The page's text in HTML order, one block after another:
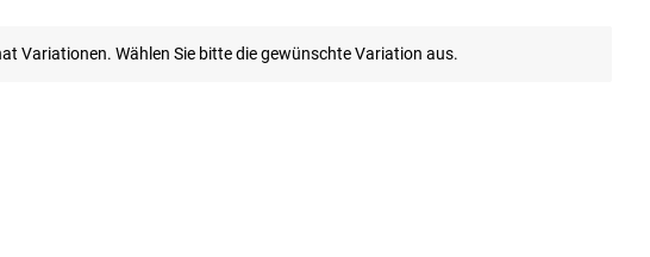
Variationen. Wählen Sie bitte die gewünschte Variation aus.